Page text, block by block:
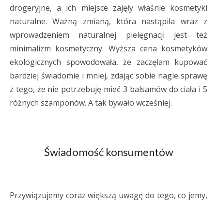
drogeryjne, a ich miejsce zajęły właśnie kosmetyki
naturalne. Ważną zmianą, która nastąpiła wraz z
wprowadzeniem naturalnej pielęgnacji jest też
minimalizm kosmetyczny. Wyższa cena kosmetyków
ekologicznych spowodowała, że zaczęłam kupować
bardziej świadomie i mniej, zdając sobie nagle sprawę
z tego, że nie potrzebuję mieć 3 balsamów do ciała i 5
różnych szamponów. A tak bywało wcześniej.
Świadomość konsumentów
Przywiązujemy coraz większą uwagę do tego, co jemy,